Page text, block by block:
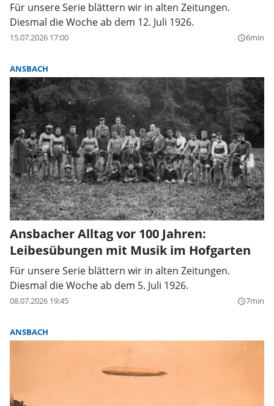
Für unsere Serie blättern wir in alten Zeitungen.
Diesmal die Woche ab dem 12. Juli 1926.
15.07.2026 17:00 query_builder6min
ANSBACH
Ansbacher Alltag vor 100 Jahren:
Leibesübungen mit Musik im Hofgarten
Für unsere Serie blättern wir in alten Zeitungen.
Diesmal die Woche ab dem 5. Juli 1926.
08.07.2026 19:45 query_builder7min
ANSBACH